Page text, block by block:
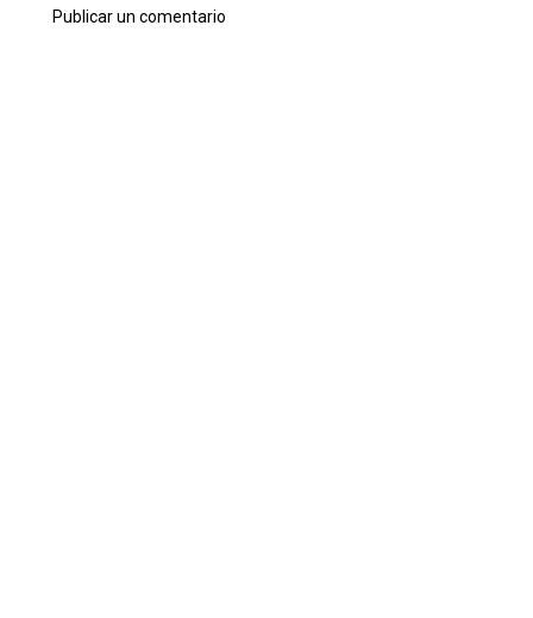
Publicar un comentario